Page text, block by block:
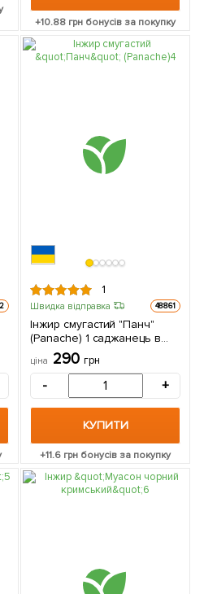
+10.88 грн бонусів за покупку
1
Швидка відправка 48861
Інжир смугастий "Панч"
(Panache) 1 саджанець в
упаковці
ціна 290 грн
- +
КУПИТИ
+11.6 грн бонусів за покупку